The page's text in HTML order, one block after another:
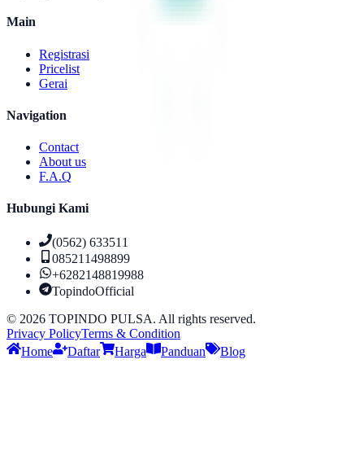
Main
Registrasi
Pricelist
Gerai
Navigation
Contact
About us
F.A.Q
Hubungi Kami
(0562) 633511
085211498899
+6282148819988
TopindoOfficial
© 2026 TOPINDO PULSA. All rights reserved.
Privacy PolicyTerms & Condition
Home
Daftar Harga Panduan Blog